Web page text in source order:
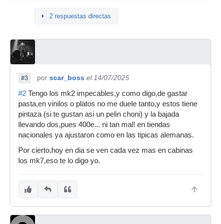
2 respuestas directas
#3 por scar_boss el 14/07/2025
#2 Tengo los mk2 impecables,y como digo,de gastar
pasta,en vinilos o platos no me duele tanto,y estos tiene
pintaza (si te gustan asi un pelin choni) y la bajada
llevando dos,pues 400e... ni tan mal! en tiendas
nacionales ya ajustaron como en las tipicas alemanas.
Por cierto,hoy en dia se ven cada vez mas en cabinas
los mk7,eso te lo digo yo.